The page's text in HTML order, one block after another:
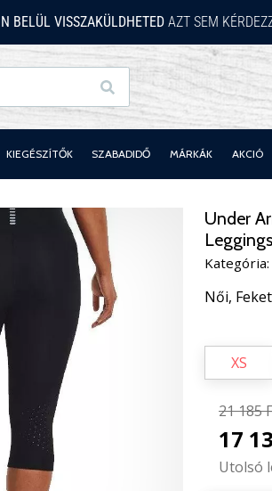
BELÜL VISSZAKÜLDHETEDAZT SEM
Keresés
KIEGÉSZÍTŐK SZABADIDŐ MÁRKÁK AKCIÓ
Under
Leggings
Kategória:
Női,
XS
21 185
17
Utolsó